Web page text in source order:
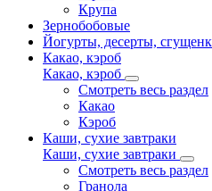
Крупа
Зернобобовые
Йогурты, десерты,
Какао, кэроб
Какао, кэроб
Смотреть весь раздел
Какао
Кэроб
Каши, сухие завтраки
Каши, сухие завтраки
Смотреть весь раздел
Гранола